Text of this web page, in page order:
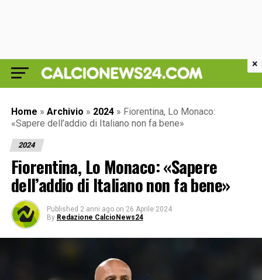
Home » Archivio » 2024 » Fiorentina, Lo Monaco:
«Sapere dell’addio di Italiano non fa bene»
2024
Fiorentina, Lo Monaco: «Sapere
dell’addio di Italiano non fa bene»
Published 2 anni ago on 26 Aprile 2024
By Redazione CalcioNews24
×